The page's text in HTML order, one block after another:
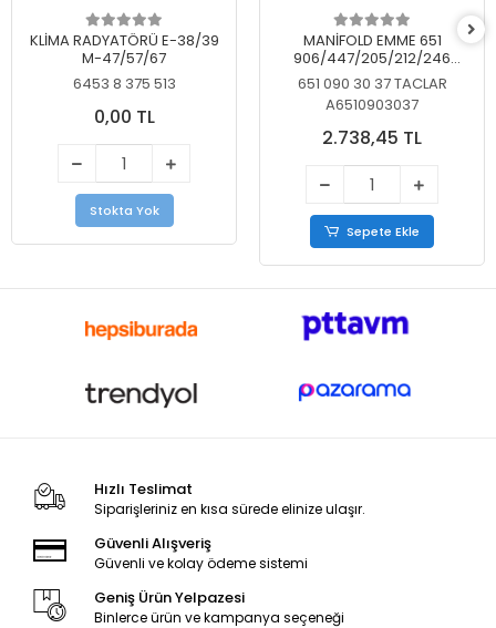
KLİMA RADYATÖRÜ E-38/39
M-47/57/67
6453 8 375 513
0,00 TL
Stokta Yok
MANİFOLD EMME 651
906/447/205/212/246
KELEBEKSİZ
651 090 30 37 TACLAR
A6510903037
2.738,45 TL
Sepete Ekle
Hızlı Teslimat
Siparişleriniz en kısa sürede elinize ulaşır.
Güvenli Alışveriş
Güvenli ve kolay ödeme sistemi
Geniş Ürün Yelpazesi
Binlerce ürün ve kampanya seçeneği